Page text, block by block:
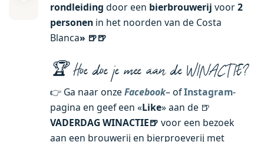
rondleiding door een bierbrouwerij voor2
personen in het noorden van de Costa
Blanca» 🍺🍺
🏆 Hoe doe je mee aan de WINACTIE?
👉 Ga naar onze Facebook– ofInstagram-
pagina en geef een «Like» aan de 🍺
VADERDAG WINACTIE🍺 voor een bezoek
aan een brouwerij en bierproeverij met